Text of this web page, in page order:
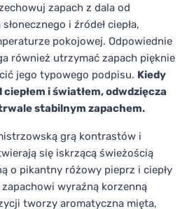
zapach z dala od
i źródeł ciepła,
pokojowej. Odpowiednie
również utrzymać zapach pięknie
jego typowego podpisu. Kiedy
i światłem, odwdzięcza
stabilnym zapachem.
grą kontrastów i
się iskrzącą świeżością
o pikantny różowy pieprz i ciepły
wyraźną korzenną
tworzy aromatyczna mięta,